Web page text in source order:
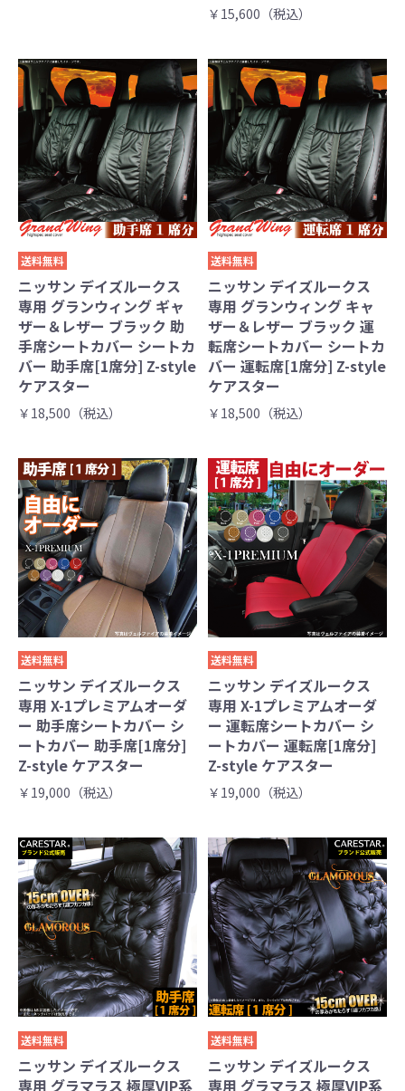
￥15,600（税込）
送料無料
ニッサン デイズルークス
専用 グランウィング ギャ
ザー＆レザー ブラック 助
手席シートカバー シートカ
バー 助手席[1席分] Z-style
ケアスター
￥18,500（税込）
送料無料
ニッサン デイズルークス
専用 グランウィング キャ
ザー＆レザー ブラック 運
転席シートカバー シートカ
バー 運転席[1席分] Z-style
ケアスター
￥18,500（税込）
送料無料
ニッサン デイズルークス
専用 X-1プレミアムオーダ
ー 助手席シートカバー シ
ートカバー 助手席[1席分]
Z-style ケアスター
￥19,000（税込）
送料無料
ニッサン デイズルークス
専用 X-1プレミアムオーダ
ー 運転席シートカバー シ
ートカバー 運転席[1席分]
Z-style ケアスター
￥19,000（税込）
送料無料
ニッサン デイズルークス
専用 グラマラス 極厚VIP系
送料無料
ニッサン デイズルークス
専用 グラマラス 極厚VIP系